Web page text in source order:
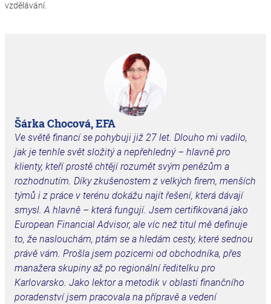
vzdělávání.
Šárka Chocová, EFA
Ve světě financí se pohybuji již 27 let. Dlouho mi vadilo,
jak je tenhle svět složitý a nepřehledný – hlavně pro
klienty, kteří prostě chtějí rozumět svým penězům a
rozhodnutím. Díky zkušenostem z velkých firem, menších
týmů i z práce v terénu dokážu najít řešení, která dávají
smysl. A hlavně – která fungují. Jsem certifikovaná jako
European Financial Advisor, ale víc než titul mě definuje
to, že naslouchám, ptám se a hledám cesty, které sednou
právě vám. Prošla jsem pozicemi od obchodníka, přes
manažera skupiny až po regionální ředitelku pro
Karlovarsko. Jako lektor a metodik v oblasti finančního
poradenství jsem pracovala na přípravě a vedení